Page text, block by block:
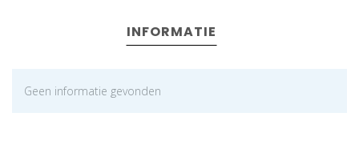
INFORMATIE
Geen informatie gevonden